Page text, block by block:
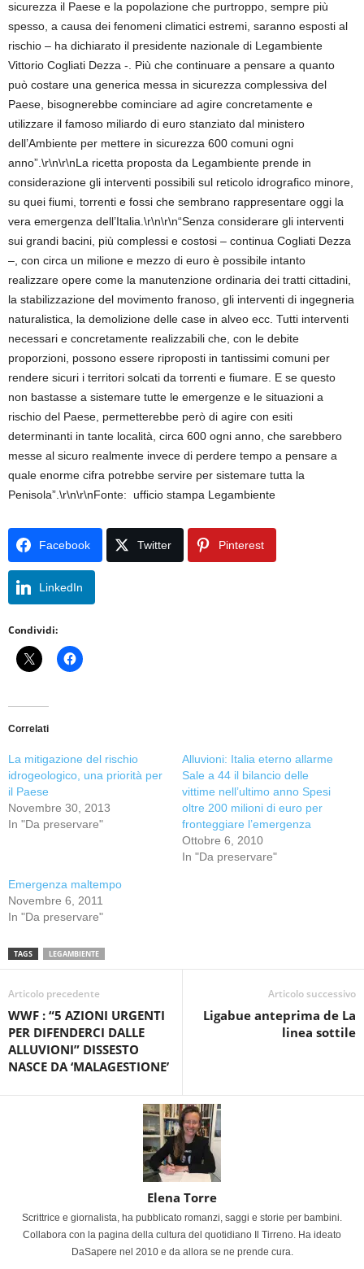
sicurezza il Paese e la popolazione che purtroppo, sempre più
spesso, a causa dei fenomeni climatici estremi, saranno esposti al
rischio – ha dichiarato il presidente nazionale di Legambiente
Vittorio Cogliati Dezza -. Più che continuare a pensare a quanto
può costare una generica messa in sicurezza complessiva del
Paese, bisognerebbe cominciare ad agire concretamente e
utilizzare il famoso miliardo di euro stanziato dal ministero
dell’Ambiente per mettere in sicurezza 600 comuni ogni
anno”.\r\n\r\nLa ricetta proposta da Legambiente prende in
considerazione gli interventi possibili sul reticolo idrografico minore,
su quei fiumi, torrenti e fossi che sembrano rappresentare oggi la
vera emergenza dell’Italia.\r\n\r\n“Senza considerare gli interventi
sui grandi bacini, più complessi e costosi – continua Cogliati Dezza
–, con circa un milione e mezzo di euro è possibile intanto
realizzare opere come la manutenzione ordinaria dei tratti cittadini,
la stabilizzazione del movimento franoso, gli interventi di ingegneria
naturalistica, la demolizione delle case in alveo ecc. Tutti interventi
necessari e concretamente realizzabili che, con le debite
proporzioni, possono essere riproposti in tantissimi comuni per
rendere sicuri i territori solcati da torrenti e fiumare. E se questo
non bastasse a sistemare tutte le emergenze e le situazioni a
rischio del Paese, permetterebbe però di agire con esiti
determinanti in tante località, circa 600 ogni anno, che sarebbero
messe al sicuro realmente invece di perdere tempo a pensare a
quale enorme cifra potrebbe servire per sistemare tutta la
Penisola”.\r\n\r\nFonte: ufficio stampa Legambiente
Facebook Twitter Pinterest
LinkedIn
Condividi:
Correlati
La mitigazione del rischio
idrogeologico, una priorità per
il Paese
Novembre 30, 2013
In "Da preservare"
Alluvioni: Italia eterno allarme
Sale a 44 il bilancio delle
vittime nell’ultimo anno Spesi
oltre 200 milioni di euro per
fronteggiare l’emergenza
Ottobre 6, 2010
In "Da preservare"
Emergenza maltempo
Novembre 6, 2011
In "Da preservare"
TAGS LEGAMBIENTE
Articolo precedente
WWF : “5 AZIONI URGENTI
PER DIFENDERCI DALLE
ALLUVIONI” DISSESTO
NASCE DA ‘MALAGESTIONE’
Articolo successivo
Ligabue anteprima de La
linea sottile
Elena Torre
Scrittrice e giornalista, ha pubblicato romanzi, saggi e storie per bambini.
Collabora con la pagina della cultura del quotidiano Il Tirreno. Ha ideato
DaSapere nel 2010 e da allora se ne prende cura.